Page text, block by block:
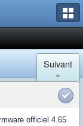
Suivant
»
officiel 4.65